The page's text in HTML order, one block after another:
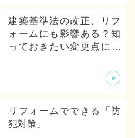
建築基準法の改正、リフ
ォームにも影響ある？知
っておきたい変更点につ
リフォームでできる「防
犯対策」